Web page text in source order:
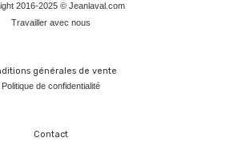
2016-2025 © Jeanlaval.com
Travailler avec nous
générales de vente
Politique de confidentialité
Contact